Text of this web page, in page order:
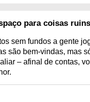
para coisas ruins
sem fundos a gente
são bem-vindas, mas
– afinal de contas,